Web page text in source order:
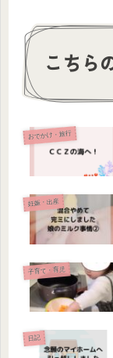
こちら
おでかけ・旅行
妊娠・出産
子育て・育児
日記